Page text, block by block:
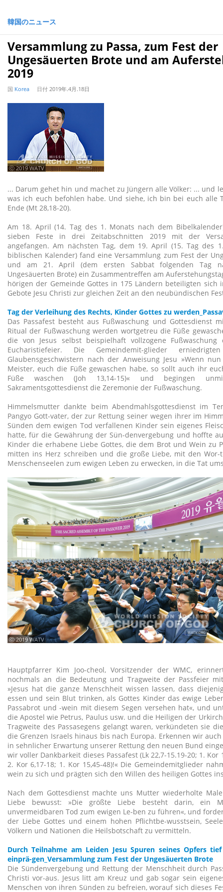
韓国のニュース
Versammlung zu Passa, zum Fest der
Ungesäuerten Brote und am
2019
国 Korea 日付 2019年.4月.18日
ⓒ 2019 WATV
... Darum gehet hin und machet zu Jüngern alle Völker: ... und
was ich euch befohlen habe. Und siehe, ich bin bei euch alle
Ende (Mt 28,18-20).
Am 18. April (14. Tag des 1. Monats nach dem
sieben Feste in drei Zeitabschnitten 2019 mit der
angefangen. Am nächsten Tag, dem 19. April (15. Tag des
biblischen Kalender) fand eine Versammlung zum Fest der
und am 21. April (dem ersten Sabbat folgenden Tag
Ungesäuerten Brote) ein Zusammentreffen am
hörigen der Gemeinde Gottes in 175 Ländern beteiligten sich
Gebote Jesu Christi zur gleichen Zeit an den neubündischen
Tag der Verleihung des Rechts, Kinder Gottes zu
Das Passafest besteht aus Fußwaschung und Gottesdienst
Ritual der Fußwaschung werden wortgetreu die Füße
die von Jesus selbst beispielhaft vollzogene
Eucharistiefeier. Die Gemeindemit-glieder
Glaubensgeschwistern nach der Anweisung Jesu »Wenn
Meister, euch die Füße gewaschen habe, so sollt auch ihr
Füße waschen (Joh 13,14-15)« und begingen
Sakramentsgottesdienst die Zeremonie der Fußwaschung.
Himmelsmutter dankte beim Abendmahlsgottesdienst im
Pangyo Gott-vater, der zur Rettung seiner wegen ihrer im
Sünden dem ewigen Tod verfallenen Kinder sein eigenes
hatte, für die Gewährung der Sün-denvergebung und hoffte
Kinder die erhabene Liebe Gottes, die dem Brot und Wein zu
mitten ins Herz schreiben und die große Liebe, mit den Wor-
Menschenseelen zum ewigen Leben zu erwecken, in die Tat
ⓒ 2019 WATV
Hauptpfarrer Kim Joo-cheol, Vorsitzender der WMC,
nochmals an die Bedeutung und Tragweite der Passfeier
»Jesus hat die ganze Menschheit wissen lassen, dass
essen und sein Blut trinken, als Gottes Kinder das ewige
Passabrot und -wein mit diesem Segen versehen hat«, und
die Apostel wie Petrus, Paulus usw. und die Heiligen der
Tragweite des Passasegens gelangt waren, verkündeten sie
die Grenzen Israels hinaus bis nach Europa. Erkennen wir
in sehnlicher Erwartung unserer Rettung den neuen Bund
wir voller Dankbarkeit dieses Passafest (Lk 22,7-15.19-20; 1. Kor
2. Kor 6,17-18; 1. Kor 15,45-48)!« Die Gemeindemitglieder
wein zu sich und prägten sich den Willen des heiligen Gottes
Nach dem Gottesdienst machte uns Mutter wiederholte
Liebe bewusst: »Die größte Liebe besteht darin, ein
unvermeidbaren Tod zum ewigen Le-ben zu führen«, und
der Liebe Gottes und einem hohen Pflichtbe-wusstsein,
Völkern und Nationen die Heilsbotschaft zu vermitteln.
Durch Teilnahme am Leiden Jesu Spuren seines Opfers
einprä-gen_Versammlung zum Fest der Ungesäuerten Brote
Die Sündenvergebung und Rettung der Menschheit durch
Christi vor-aus. Jesus litt am Kreuz und gab sogar sein
Menschen von ihren Sünden zu befreien, worauf sich dieses